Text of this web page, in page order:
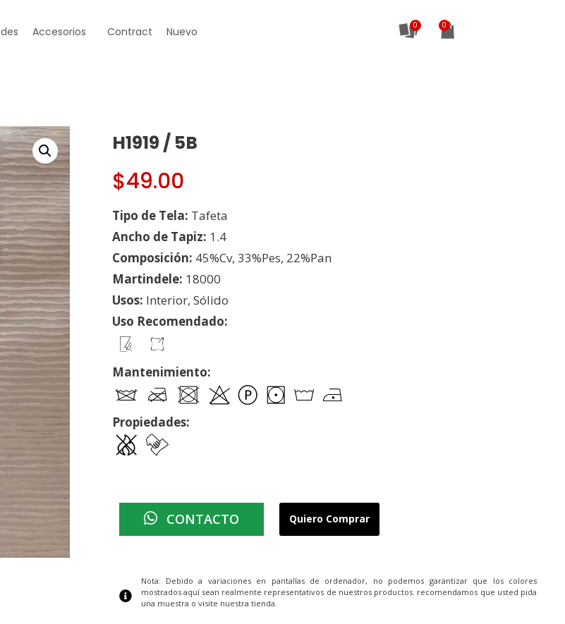
Accesorios Contract Nuevo 0
H1919 / 5B
$49.00
Tipo de Tela: Tafeta
Ancho de Tapiz: 1.4
Composición: 45%Cv, 33%Pes, 22%Pan
Martindele: 18000
Usos: Interior, Sólido
Uso Recomendado:
Mantenimiento:
Propiedades:
CONTACTO Quiero Comprar
Nota: Debido a variaciones en pantallas de ordenador, no podemos garantizar que los colores
mostrados aquí sean realmente representativos de nuestros productos. recomendamos que usted pida
una muestra o visite nuestra tienda.